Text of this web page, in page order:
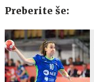
Preberite še: